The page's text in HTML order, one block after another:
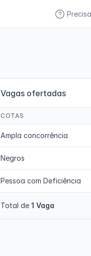
Vagas ofertadas
COTAS
Ampla concorrência
Negros
Pessoa com Deficiência
Total de1 Vaga